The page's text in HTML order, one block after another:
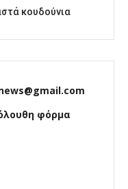
κουδούνια
φόρμα